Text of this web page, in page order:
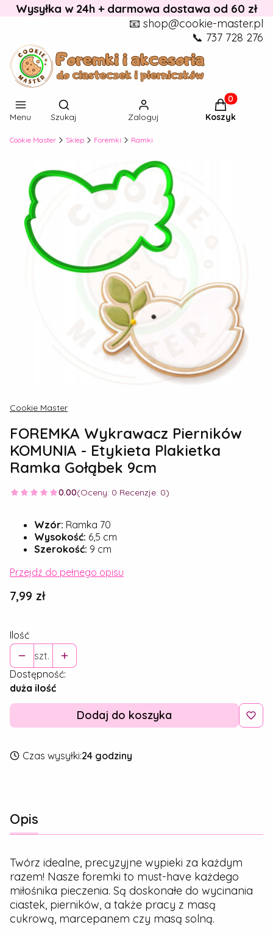
Wysyłka w 24h + darmowa dostawa od 60 zł
📧 shop@cookie-master.pl
📞 737 728 276
Menu
Otwórz wyszukiwarkę
Szukaj Zaloguj
Produkty w
Koszyk
Cookie Master Sklep Foremki Ramki
Cookie Master
FOREMKA Wykrawacz Pierników
KOMUNIA - Etykieta Plakietka
Ramka Gołąbek 9cm
0.00(Oceny: 0 Recenzje: 0)
Wzór: Ramka 70
Wysokość: 6,5 cm
Szerokość: 9 cm
Przejdź do pełnego opisu
Cena
7,99 zł
Ilość
szt.
Dostępność:
duża ilość
Dodaj do koszyka
Czas wysyłki:24 godziny
Opis
Twórz idealne, precyzyjne wypieki za każdym
razem! Nasze foremki to must-have każdego
miłośnika pieczenia. Są doskonałe do wycinania
ciastek, pierników, a także pracy z masą
cukrową, marcepanem czy masą solną.